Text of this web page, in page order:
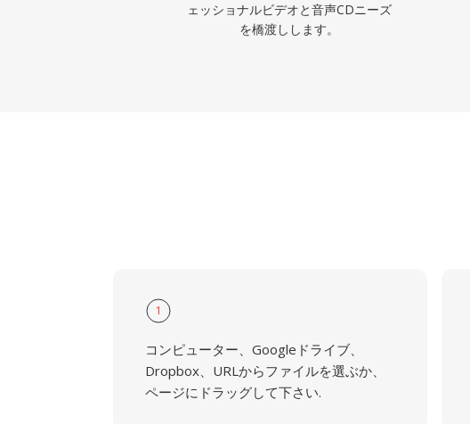
ェッショナルビデオと音声CDニーズ
を橋渡しします。
1
コンピューター、Googleドライブ、
Dropbox、URLからファイルを選ぶか、
ページにドラッグして下さい.